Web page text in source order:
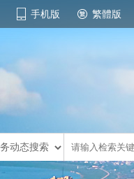
手机版 繁體版